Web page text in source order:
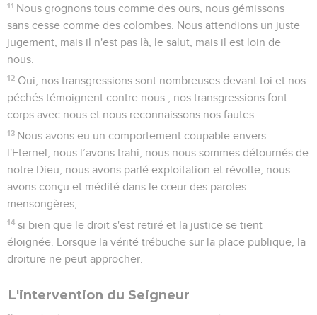
11 Nous grognons tous comme des ours, nous gémissons
sans cesse comme des colombes. Nous attendions un juste
jugement, mais il n'est pas là, le salut, mais il est loin de
nous.
12 Oui, nos transgressions sont nombreuses devant toi et nos
péchés témoignent contre nous ; nos transgressions font
corps avec nous et nous reconnaissons nos fautes.
13 Nous avons eu un comportement coupable envers
l'Eternel, nous l’avons trahi, nous nous sommes détournés de
notre Dieu, nous avons parlé exploitation et révolte, nous
avons conçu et médité dans le cœur des paroles
mensongères,
14 si bien que le droit s'est retiré et la justice se tient
éloignée. Lorsque la vérité trébuche sur la place publique, la
droiture ne peut approcher.
L'intervention du Seigneur